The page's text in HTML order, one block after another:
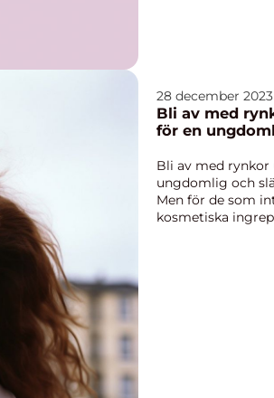
28 december 2023
Bli av med
för en
Bli av med
ungdomlig och
Men för de som
kosmetiska